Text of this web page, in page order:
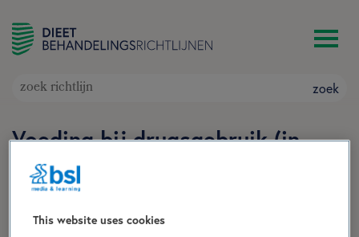
zoek
Voeding bij drugsgebruik (in
herziening)
Doelgroep: Adolescenten en volwassenen die een
drugsverslaving hebben of hebben gehad
Auteur(s):L. Joosten ,Anke Pruissen-Boskaljon
This website uses cookies